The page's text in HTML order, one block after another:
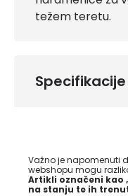
težem teretu.
Specifikacije
Važno je napomenuti
webshopu mogu
Artikli označeni kao
na stanju te ih